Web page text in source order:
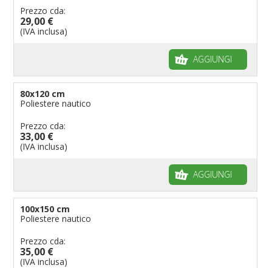
Prezzo cda:
29,00 €
(IVA inclusa)
AGGIUNGI
80x120 cm
Poliestere nautico
Prezzo cda:
33,00 €
(IVA inclusa)
AGGIUNGI
100x150 cm
Poliestere nautico
Prezzo cda:
35,00 €
(IVA inclusa)